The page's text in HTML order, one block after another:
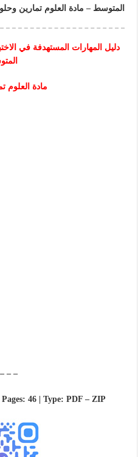
المتوسط – مادة العلوم تمارين
دليل المهارات المستهدفة في
مادة العلوم
– –
46 | Type: PDF – ZIP